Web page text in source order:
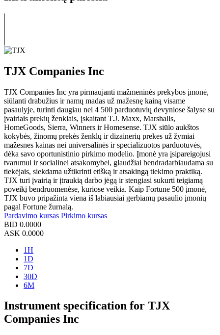
TJX Companies Inc
TJX Companies Inc yra pirmaujanti mažmeninės prekybos įmonė,
siūlanti drabužius ir namų madas už mažesnę kainą visame
pasaulyje, turinti daugiau nei 4 500 parduotuvių devyniose šalyse su
įvairiais prekių ženklais, įskaitant T.J. Maxx, Marshalls,
HomeGoods, Sierra, Winners ir Homesense. TJX siūlo aukštos
kokybės, žinomų prekės ženklų ir dizainerių prekes už žymiai
mažesnes kainas nei universalinės ir specializuotos parduotuvės,
dėka savo oportunistinio pirkimo modelio. Įmonė yra įsipareigojusi
tvarumui ir socialinei atsakomybei, glaudžiai bendradarbiaudama su
tiekėjais, siekdama užtikrinti etišką ir atsakingą tiekimo praktiką.
TJX turi įvairią ir įtraukią darbo jėgą ir stengiasi sukurti teigiamą
poveikį bendruomenėse, kuriose veikia. Kaip Fortune 500 įmonė,
TJX buvo pripažinta viena iš labiausiai gerbiamų pasaulio įmonių
pagal Fortune žurnalą.
Pardavimo kursas Pirkimo kursas
BID 0.0000
ASK 0.0000
1H
1D
7D
30D
6M
Instrument specification for TJX
Companies Inc